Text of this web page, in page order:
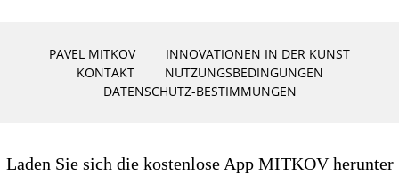
PAVEL MITKOV
INNOVATIONEN IN DER KUNST
KONTAKT
NUTZUNGSBEDINGUNGEN
DATENSCHUTZ-BESTIMMUNGEN
Laden Sie sich die kostenlose App MITKOV herunter